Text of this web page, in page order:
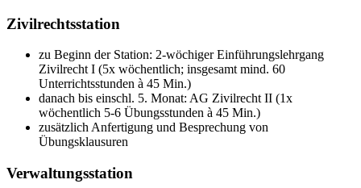
Zivilrechtsstation
zu Beginn der Station: 2-wöchiger Einführungslehrgang
Zivilrecht I (5x wöchentlich; insgesamt mind. 60
Unterrichtsstunden à 45 Min.)
danach bis einschl. 5. Monat: AG Zivilrecht II (1x
wöchentlich 5-6 Übungsstunden à 45 Min.)
zusätzlich Anfertigung und Besprechung von
Übungsklausuren
Verwaltungsstation